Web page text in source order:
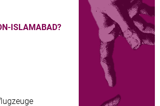
ISLAMABAD?